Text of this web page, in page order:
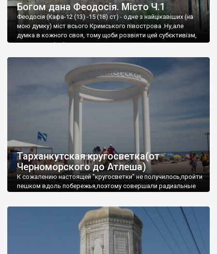
Богом дана Феодосія. Місто Ч.1
Феодосія (Кафа-12 (13) -15 (18) ст) - одне з найцікавіших (на
мою думку) міст всього Кримського півострова .Ну,але
думка в кожного своя, тому щоби розвіяти цей субєктивізм,
запрошую відвідати це
Тарханкутская кругосветка(от
Черноморского до Атлеша)
К сожалению настоящей "кругосветки" не получилось,пройти
пешком вдоль побережья,поэтому совершали радиальные